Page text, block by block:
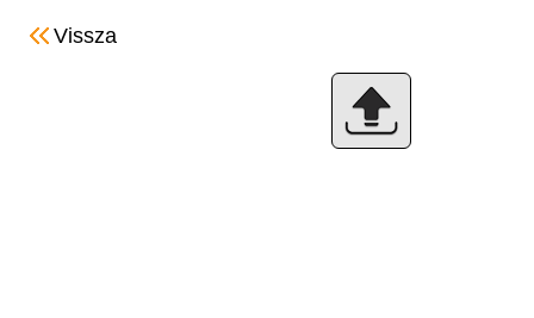
Vissza